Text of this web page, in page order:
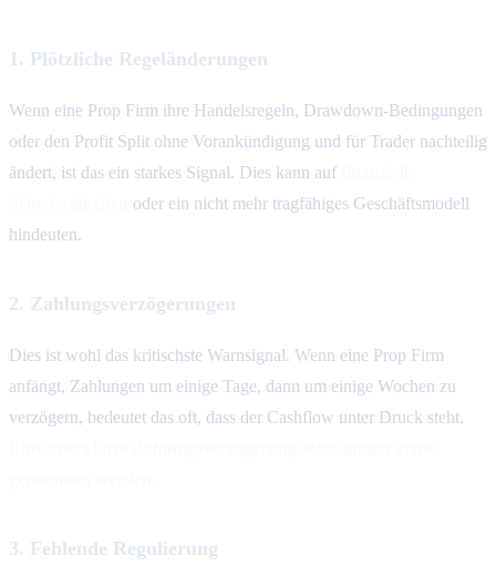
1. Plötzliche Regeländerungen
Wenn eine Prop Firm ihre Handelsregeln, Drawdown-Bedingungen
oder den Profit Split ohne Vorankündigung und für Trader nachteilig
ändert, ist das ein starkes Signal. Dies kann auf
oder ein nicht mehr tragfähiges Geschäftsmodell
hindeuten.
2. Zahlungsverzögerungen
Dies ist wohl das kritischste Warnsignal. Wenn eine Prop Firm
anfängt, Zahlungen um einige Tage, dann um einige Wochen zu
verzögern, bedeutet das oft, dass der Cashflow unter Druck steht.
3. Fehlende Regulierung